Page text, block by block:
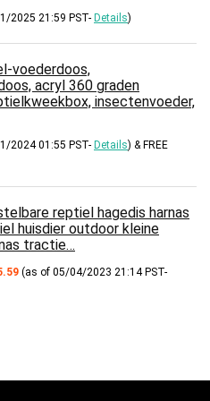
2025 21:59 PST- Details)
voederdoos,
acryl 360 graden
insectenvoeder,
2024 01:55 PST- Details) & FREE
reptiel hagedis harnas
huisdier outdoor kleine
tractie…
(as of 05/04/2023 21:14 PST-